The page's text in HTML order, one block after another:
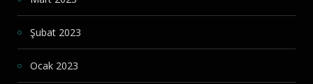
Şubat 2023
Ocak 2023